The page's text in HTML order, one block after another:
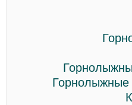
Горнолыжные